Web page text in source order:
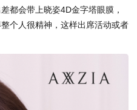
都会带上晓姿4D金字塔眼膜，
个人很精神，这样出席活动或者